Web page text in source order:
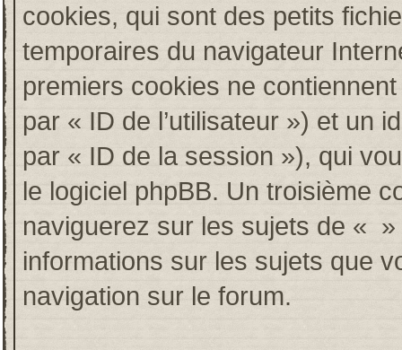
cookies, qui sont des petits
temporaires du navigateur
premiers cookies ne
par « ID de l’utilisateur ») et un
par « ID de la session »), qui
le logiciel phpBB. Un troisième
naviguerez sur les sujets de «
informations sur les sujets que
navigation sur le forum.